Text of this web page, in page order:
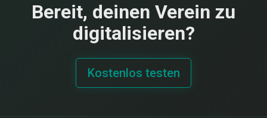
Bereit, deinen Verein zu
digitalisieren?
Kostenlos testen